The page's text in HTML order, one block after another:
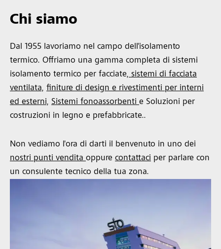
Chi siamo
Dal 1955 lavoriamo nel campo dell'isolamento
termico. Offriamo una gamma completa di sistemi
isolamento termico per facciate, sistemi di facciata
ventilata, finiture di design e rivestimenti per interni
ed esterni, Sistemi fonoassorbenti e Soluzioni per
costruzioni in legno e prefabbricate..
Non vediamo l'ora di darti il benvenuto in uno dei
nostri punti vendita oppure contattaci per parlare con
un consulente tecnico della tua zona.